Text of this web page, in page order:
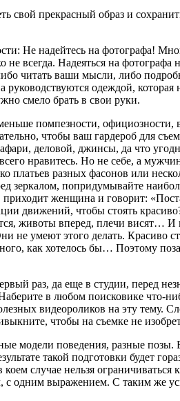
прекрасный образ и
Не надейтесь на фотографа!
всегда. Надеяться на фотографа
читать ваши мысли, либо
одеждой,
смело брать в свои руки.
помпезности, официозности,
чтобы ваш гардероб для
деловой, джинсы, да что
нравитесь. Но не себе, а
платьев разных фасонов или
зеркалом, попридумывайте
женщина и говорит:
движений, чтобы стоять
животы вперед, плечи висят… И
не умеют этого делать. Красиво
как хотелось бы… Поэтому
раз, да еще в студии, перед
в любом поисковике что-
видеороликов на эту тему.
чтобы на съемке не
модели поведения, разные
такой подготовки будет
случае нельзя ограничиваться
с одним выражением. С таким же